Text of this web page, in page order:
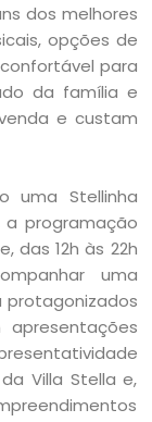
dos melhores
opções de
para
da família e
e custam
uma Stellinha
a programação
das 12h às 22h
uma
protagonizados
Villa Stella e,